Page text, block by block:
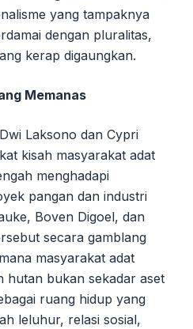
yang tampaknya
dengan pluralitas,
kerap digaungkan.
Memanas
Laksono dan Cypri
kisah masyarakat adat
menghadapi
pangan dan industri
Boven Digoel, dan
secara gamblang
masyarakat adat
hutan bukan sekadar aset
ruang hidup yang
leluhur, relasi sosial,